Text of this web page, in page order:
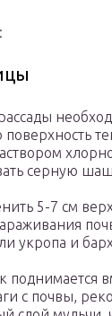
серную
5-7 см
укропа и
поднимается
с почвы,